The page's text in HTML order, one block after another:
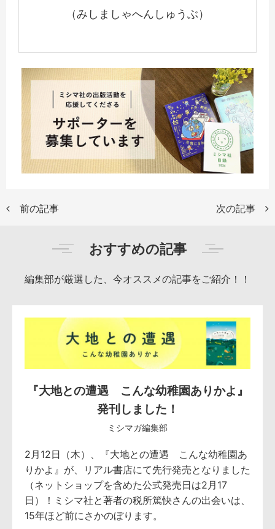
（みしましゃへんしゅうぶ）
前の記事 次の記事
おすすめの記事
編集部が厳選した、今オススメの記事をご紹介！！
『大地との遭遇 こんな幼稚園ありかよ』
発刊しました！
ミシマガ編集部
2月12日（木）、『大地との遭遇 こんな幼稚園あ
りかよ』が、リアル書店にて先行発売となりました
（ネットショップを含めた公式発売日は2月17
日）！ミシマ社と著者の税所篤快さんの出会いは、
15年ほど前にさかのぼります。